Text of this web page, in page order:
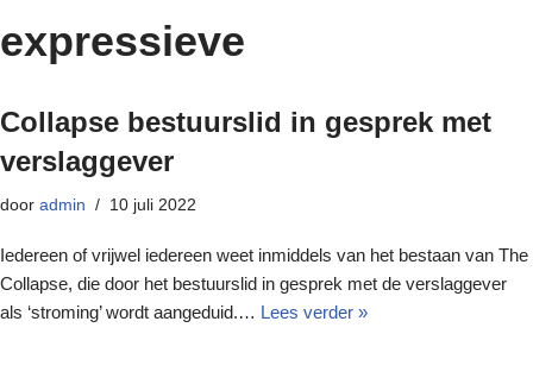
expressieve
Collapse bestuurslid in gesprek met
verslaggever
door admin 10 juli 2022
Iedereen of vrijwel iedereen weet inmiddels van het bestaan van The
Collapse, die door het bestuurslid in gesprek met de verslaggever
als ‘stroming’ wordt aangeduid.… Lees verder »